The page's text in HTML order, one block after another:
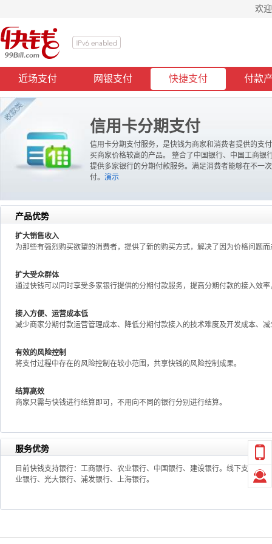
欢
近场支付 网银支付 快捷支付 付款
信用卡分期支付
信用卡分期支付服务，是快钱为商家和消费者提供的支
买商家价格较高的产品。 整合了中国银行、中国工商
提供多家银行的分期付款服务。满足消费者能够在不一
付。 演示
产品优势
扩大销售收入
为那些有强烈购买欲望的消费者，提供了新的购买方式，解决了因为价格问题
扩大受众群体
通过快钱可以同时享受多家银行提供的分期付款服务，提高分期付款的接入效
接入方便、运营成本低
减少商家分期付款运营管理成本、降低分期付款接入的技术难度及开发成本、
有效的风险控制
将支付过程中存在的风险控制在较小范围，共享快钱的风险控制成果。
结算高效
商家只需与快钱进行结算即可，不用向不同的银行分别进行结算。
服务优势
目前快钱支持银行：工商银行、农业银行、中国银行、建设银行。线下支持的
业银行、光大银行、浦发银行、上海银行。